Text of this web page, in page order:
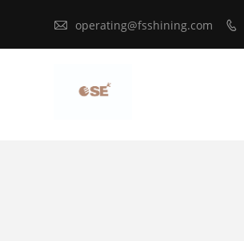
 operating@fsshining.com 